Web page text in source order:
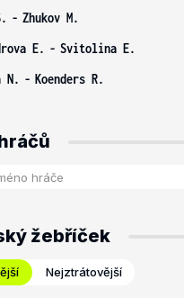
- Zhukov M.
E. - Svitolina E.
N. - Koenders R.
žebříček
Nejztrátovější